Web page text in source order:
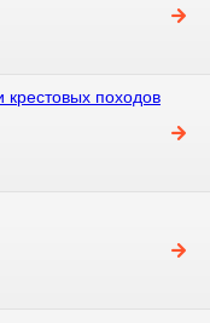
крестовых походов